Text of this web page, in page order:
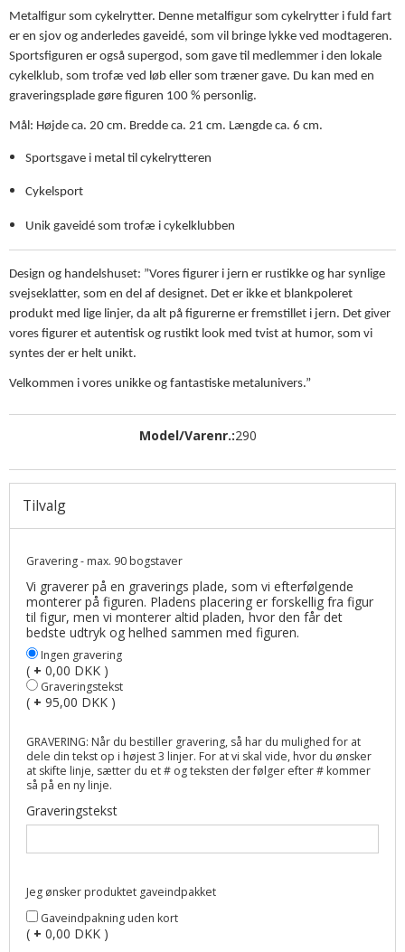
Metalfigur som cykelrytter. Denne metalfigur som cykelrytter i fuld fart
er en sjov og anderledes gaveidé, som vil bringe lykke ved modtageren.
Sportsfiguren er også supergod, som gave til medlemmer i den lokale
cykelklub, som trofæ ved løb eller som træner gave. Du kan med en
graveringsplade gøre figuren 100 % personlig.
Mål: Højde ca. 20 cm. Bredde ca. 21 cm. Længde ca. 6 cm.
Sportsgave i metal til cykelrytteren
Cykelsport
Unik gaveidé som trofæ i cykelklubben
Design og handelshuset: ”Vores figurer i jern er rustikke og har synlige
svejseklatter, som en del af designet. Det er ikke et blankpoleret
produkt med lige linjer, da alt på figurerne er fremstillet i jern. Det giver
vores figurer et autentisk og rustikt look med tvist at humor, som vi
syntes der er helt unikt.
Velkommen i vores unikke og fantastiske metalunivers.”
Model/Varenr.:290
Tilvalg
Gravering - max. 90 bogstaver
Vi graverer på en graverings plade, som vi efterfølgende
monterer på figuren. Pladens placering er forskellig fra figur
til figur, men vi monterer altid pladen, hvor den får det
bedste udtryk og helhed sammen med figuren.
Ingen gravering
( + 0,00 DKK )
Graveringstekst
( + 95,00 DKK )
GRAVERING: Når du bestiller gravering, så har du mulighed for at
dele din tekst op i højest 3 linjer. For at vi skal vide, hvor du ønsker
at skifte linje, sætter du et # og teksten der følger efter # kommer
så på en ny linje.
Graveringstekst
Jeg ønsker produktet gaveindpakket
Gaveindpakning uden kort
( + 0,00 DKK )